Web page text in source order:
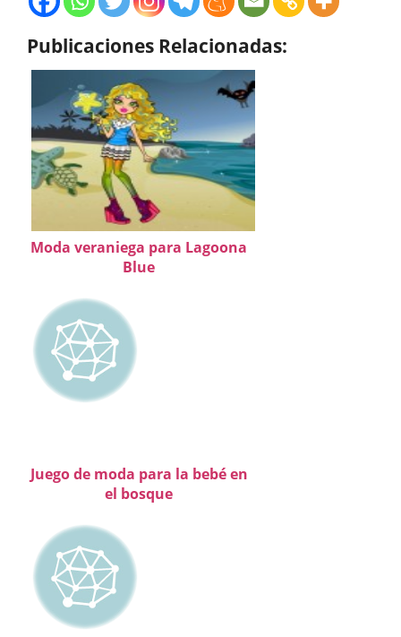
Publicaciones Relacionadas:
Moda veraniega para Lagoona
Blue
Juego de moda para la bebé en
el bosque